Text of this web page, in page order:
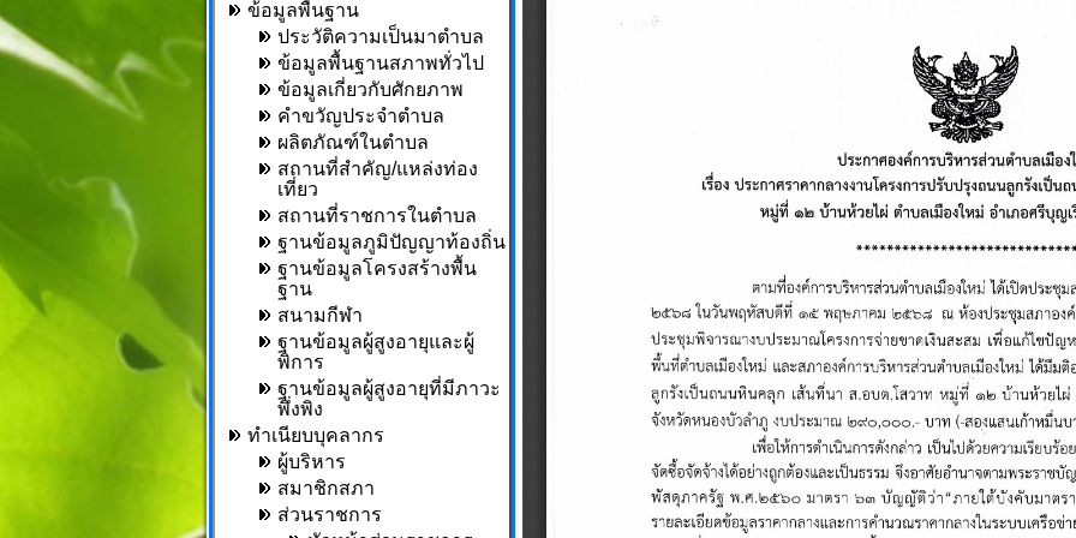
ข้อมูลพื้นฐาน
ประวัติความเป็นมาตำบล
ข้อมูลพื้นฐานสภาพทั่วไป
ข้อมูลเกี่ยวกับศักยภาพ
คำขวัญประจำตำบล
ผลิตภัณฑ์ในตำบล
สถานที่สำคัญ/แหล่งท่อง
เที่ยว
สถานที่ราชการในตำบล
ฐานข้อมูลภูมิปัญญาท้องถิ่น
ฐานข้อมูลโครงสร้างพื้น
ฐาน
สนามกีฬา
ฐานข้อมูลผู้สูงอายุและผู้
พิการ
ฐานข้อมูลผู้สูงอายุที่มีภาวะ
พึ่งพิง
ทำเนียบบุคลากร
ผู้บริหาร
สมาชิกสภา
ส่วนราชการ